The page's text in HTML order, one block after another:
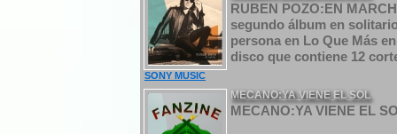
RUBEN POZO:EN
segundo álbum en
persona en Lo Que Más
disco que contiene 12
SONY MUSIC
MECANO:YA VIENE EL SOL
MECANO:YA VIENE EL